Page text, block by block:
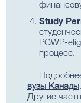
Study
PGWP-
процесс.
вузы Канады.
Другие